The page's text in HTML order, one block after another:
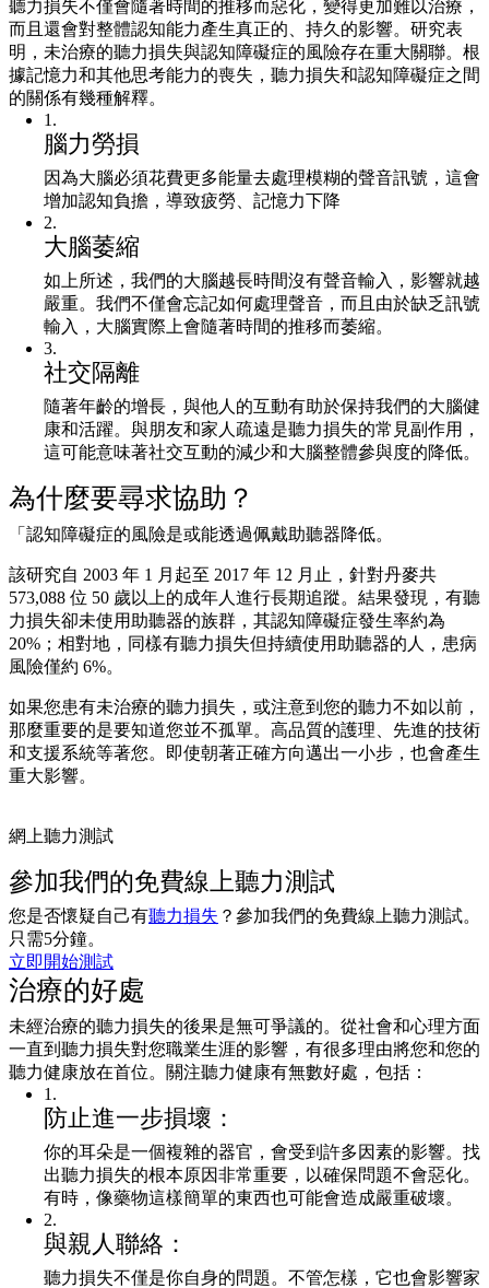
聽力損失不僅會隨著時間的推移而惡化，變得更加難以治療，
而且還會對整體認知能力產生真正的、持久的影響。研究表
明，未治療的聽力損失與認知障礙症的風險存在重大關聯。根
據記憶力和其他思考能力的喪失，聽力損失和認知障礙症之間
的關係有幾種解釋。
1 .
腦力勞損
因為大腦必須花費更多能量去處理模糊的聲音訊號，這會
增加認知負擔，導致疲勞、記憶力下降
2.
大腦萎縮
如上所述，我們的大腦越長時間沒有聲音輸入，影響就越
嚴重。我們不僅會忘記如何處理聲音，而且由於缺乏訊號
輸入，大腦實際上會隨著時間的推移而萎縮。
3.
社交隔離
隨著年齡的增長，與他人的互動有助於保持我們的大腦健
康和活躍。與朋友和家人疏遠是聽力損失的常見副作用，
這可能意味著社交互動的減少和大腦整體參與度的降低。
為什麼要尋求協助？
「認知障礙症的風險是或能透過佩戴助聽器降低。
該研究自 2003 年 1 月起至 2017 年 12 月止，針對丹麥共
573,088 位 50 歲以上的成年人進行長期追蹤。結果發現，有聽
力損失卻未使用助聽器的族群，其認知障礙症發生率約為
20%；相對地，同樣有聽力損失但持續使用助聽器的人，患病
風險僅約 6%。
如果您患有未治療的聽力損失，或注意到您的聽力不如以前，
那麼重要的是要知道您並不孤單。高品質的護理、先進的技術
和支援系統等著您。即使朝著正確方向邁出一小步，也會產生
重大影響。
網上聽力測試
參加我們的免費線上聽力測試
您是否懷疑自己有聽力損失 ？參加我們的免費線上聽力測試。
只需5分鐘。
立即開始測試
治療的好處
未經治療的聽力損失的後果是無可爭議的。從社會和心理方面
一直到聽力損失對您職業生涯的影響，有很多理由將您和您的
聽力健康放在首位。關注聽力健康有無數好處，包括：
1 .
防止進一步損壞：
你的耳朵是一個複雜的器官，會受到許多因素的影響。找
出聽力損失的根本原因非常重要，以確保問題不會惡化。
有時，像藥物這樣簡單的東西也可能會造成嚴重破壞。
2.
與親人聯絡：
聽力損失不僅是你自身的問題。不管怎樣，它也會影響家